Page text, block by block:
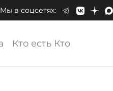
Мы в соцсетях:
Кто есть Кто